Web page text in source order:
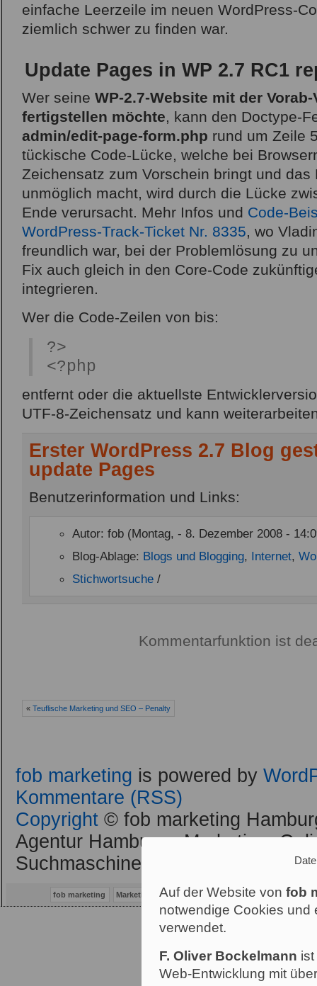
einfache Leerzeile im neuen WordPress-
ziemlich schwer zu finden war.
Update Pages in WP 2.7 RC1
Wer seine WP-2.7-Website mit der
fertigstellen möchte, kann den Doctype-
admin/edit-page-form.php rund um Zeile
tückische Code-Lücke, welche bei
Zeichensatz zum Vorschein bringt und das
unmöglich macht, wird durch die Lücke
Ende verursacht. Mehr Infos und Code-
WordPress-Track-Ticket Nr. 8335, wo
freundlich war, bei der Problemlösung zu
Fix auch gleich in den Core-Code
integrieren.
Wer die Code-Zeilen von bis:
?>
<?php
entfernt oder die aktuellste
UTF-8-Zeichensatz und kann
Erster WordPress 2.7 Blog
update Pages
Benutzerinformation und Links:
Autor: fob (Montag, - 8. Dezember 2008 -
Blog-Ablage: Blogs und Blogging, Internet,
Stichwortsuche /
Kommentarfunktion ist
« Teuflische Marketing und SEO – Penalty
fob marketing is powered by
Kommentare (RSS)
Copyright © fob marketing
Agentur Hamburg : Marketing,
Suchmaschinenoptimierung / SEO
fob marketing Marketing Consulting Hamburg Marketing
Auf der Website von fob
notwendige Cookies und
verwendet.
F. Oliver Bockelmann
Web-Entwicklung mit